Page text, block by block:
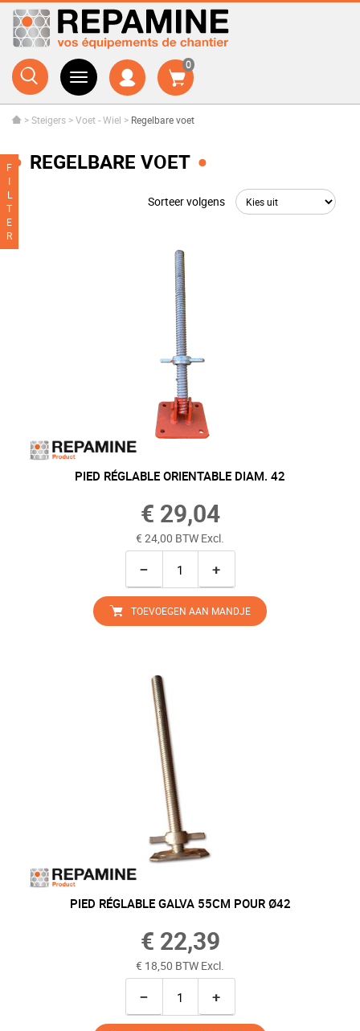
0
F
I
L
T
E
R
>Steigers >Voet - Wiel > Regelbare voet
REGELBARE VOET
Sorteer volgens
PIED RÉGLABLE ORIENTABLE DIAM. 42
€ 29,04
€ 24,00 BTW Excl.
− +
TOEVOEGEN AAN MANDJE
PIED RÉGLABLE GALVA 55CM POUR Ø42
€ 22,39
€ 18,50 BTW Excl.
− +